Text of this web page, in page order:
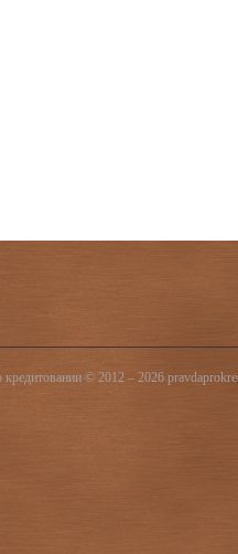
© 2012 – 2026